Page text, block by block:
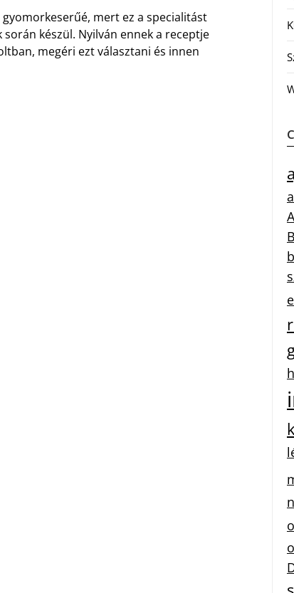
mert ez a specialitást
készül. Nyilván ennek a receptje
megéri ezt választani és innen